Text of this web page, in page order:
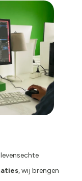
levensechte
, wij brengen